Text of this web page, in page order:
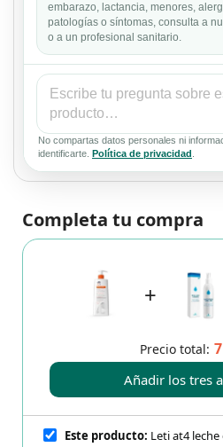
embarazo, lactancia, menores,
patologías o síntomas, consulta a
o a un profesional sanitario.
No compartas datos personales ni
identificarte.
Política de privacidad
Completa tu compra
+
Precio total:
Añadir los tres
Este producto: Leti at4